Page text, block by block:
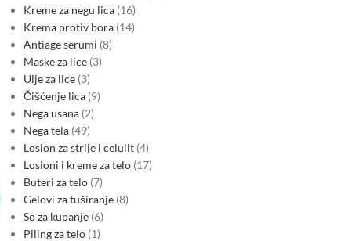
Kreme za negu lica 16
Krema protiv bora 14
Antiage serumi 8
Maske za lice 3
Ulje za lice 3
Čišćenje lica 9
Nega usana 2
Nega tela 49
Losion za strije i celulit 4
Losioni i kreme za telo 17
Buteri za telo 7
Gelovi za tuširanje 8
So za kupanje 6
Piling za telo 1